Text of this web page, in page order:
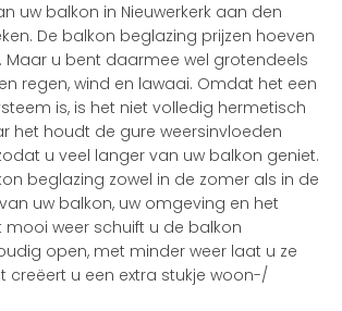
uw balkon in Nieuwerkerk aan den
De balkon beglazing prijzen hoeven
Maar u bent daarmee wel grotendeels
regen, wind en lawaai. Omdat het een
is, is het niet volledig hermetisch
het houdt de gure weersinvloeden
u veel langer van uw balkon geniet.
beglazing zowel in de zomer als in de
uw balkon, uw omgeving en het
mooi weer schuift u de balkon
open, met minder weer laat u ze
creëert u een extra stukje woon-/